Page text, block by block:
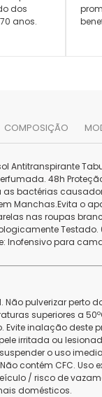
dos
anos.
COMPOSIÇÃO
Antitranspirante
48h
as bactérias
Manchas.Evita o
nas roupas
Testado.
Inofensivo para
pulverizar perto
superiores a
Evite inalação deste
irritada ou
o uso
contém CFC. Uso
/ risco de
domésticos.